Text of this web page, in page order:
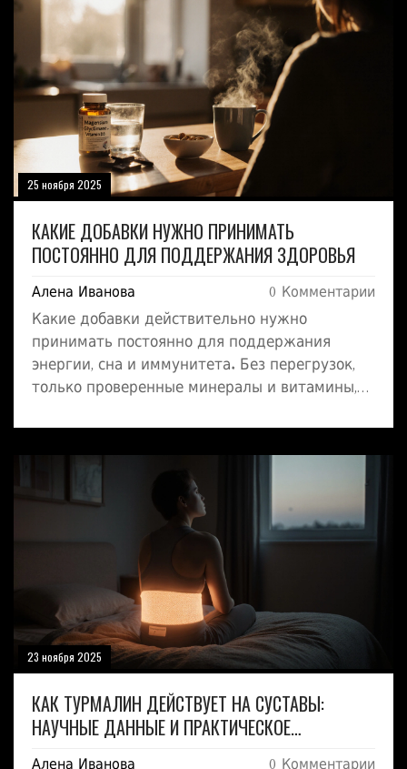
25 ноября 2025
КАКИЕ ДОБАВКИ НУЖНО ПРИНИМАТЬ
ПОСТОЯННО ДЛЯ ПОДДЕРЖАНИЯ ЗДОРОВЬЯ
Алена Иванова 0 Комментарии
Какие добавки действительно нужно
принимать постоянно для поддержания
энергии, сна и иммунитета. Без перегрузок,
только проверенные минералы и витамины,
23 ноября 2025
КАК ТУРМАЛИН ДЕЙСТВУЕТ НА СУСТАВЫ:
НАУЧНЫЕ ДАННЫЕ И ПРАКТИЧЕСКОЕ